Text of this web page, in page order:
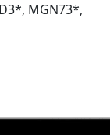
MGN73*,